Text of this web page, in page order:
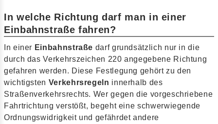
In welche Richtung darf man in einer
Einbahnstraße fahren?
In einer Einbahnstraße darf grundsätzlich nur in die
durch das Verkehrszeichen 220 angegebene Richtung
gefahren werden. Diese Festlegung gehört zu den
wichtigsten Verkehrsregeln innerhalb des
Straßenverkehrsrechts. Wer gegen die vorgeschriebene
Fahrtrichtung verstößt, begeht eine schwerwiegende
Ordnungswidrigkeit und gefährdet andere